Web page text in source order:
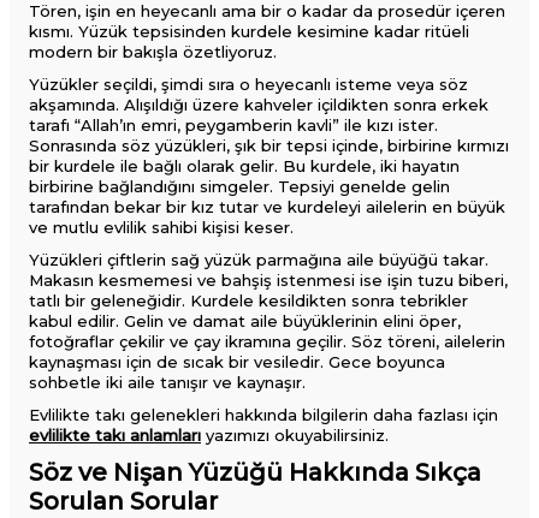
Tören, işin en heyecanlı ama bir o kadar da prosedür içeren
kısmı. Yüzük tepsisinden kurdele kesimine kadar ritüeli
modern bir bakışla özetliyoruz.
Yüzükler seçildi, şimdi sıra o heyecanlı isteme veya söz
akşamında. Alışıldığı üzere kahveler içildikten sonra erkek
tarafı “Allah’ın emri, peygamberin kavli” ile kızı ister.
Sonrasında söz yüzükleri, şık bir tepsi içinde, birbirine kırmızı
bir kurdele ile bağlı olarak gelir. Bu kurdele, iki hayatın
birbirine bağlandığını simgeler. Tepsiyi genelde gelin
tarafından bekar bir kız tutar ve kurdeleyi ailelerin en büyük
ve mutlu evlilik sahibi kişisi keser.
Yüzükleri çiftlerin sağ yüzük parmağına aile büyüğü takar.
Makasın kesmemesi ve bahşiş istenmesi ise işin tuzu biberi,
tatlı bir geleneğidir. Kurdele kesildikten sonra tebrikler
kabul edilir. Gelin ve damat aile büyüklerinin elini öper,
fotoğraflar çekilir ve çay ikramına geçilir. Söz töreni, ailelerin
kaynaşması için de sıcak bir vesiledir. Gece boyunca
sohbetle iki aile tanışır ve kaynaşır.
Evlilikte takı gelenekleri hakkında bilgilerin daha fazlası için
evlilikte takı anlamları yazımızı okuyabilirsiniz.
Söz ve Nişan Yüzüğü Hakkında Sıkça
Sorulan Sorular